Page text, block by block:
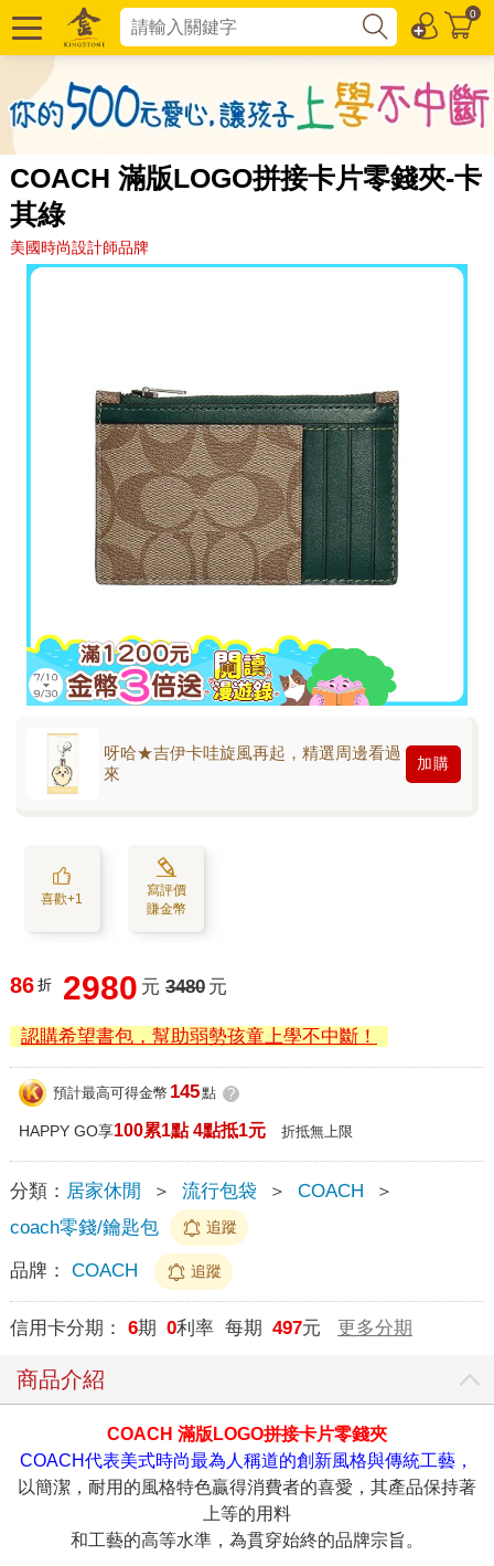
0
COACH 滿版LOGO拼接卡片零錢夾-卡
其綠
美國時尚設計師品牌
呀哈★吉伊卡哇旋風再起，精選周邊看過
來
加購
喜歡+1
寫評價
賺金幣
86 折 2980 元 3480 元
認購希望書包，幫助弱勢孩童上學不中斷！
預計最高可得金幣 145點 ?
HAPPY GO享100累1點 4點抵1元 折抵無上限
分類： 居家休閒 ＞ 流行包袋 ＞ COACH
＞
coach零錢/鑰匙包
追蹤
品牌： COACH 追蹤
信用卡分期： 6期 0利率 每期 497元 更多分期
商品介紹
COACH 滿版LOGO拼接卡片零錢夾
COACH代表美式時尚最為人稱道的創新風格與傳統工藝，
以簡潔，耐用的風格特色贏得消費者的喜愛，其產品保持著
上等的用料
和工藝的高等水準，為貫穿始終的品牌宗旨。